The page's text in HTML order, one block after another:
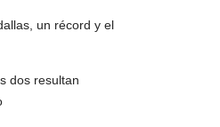
un récord y el
dos resultan